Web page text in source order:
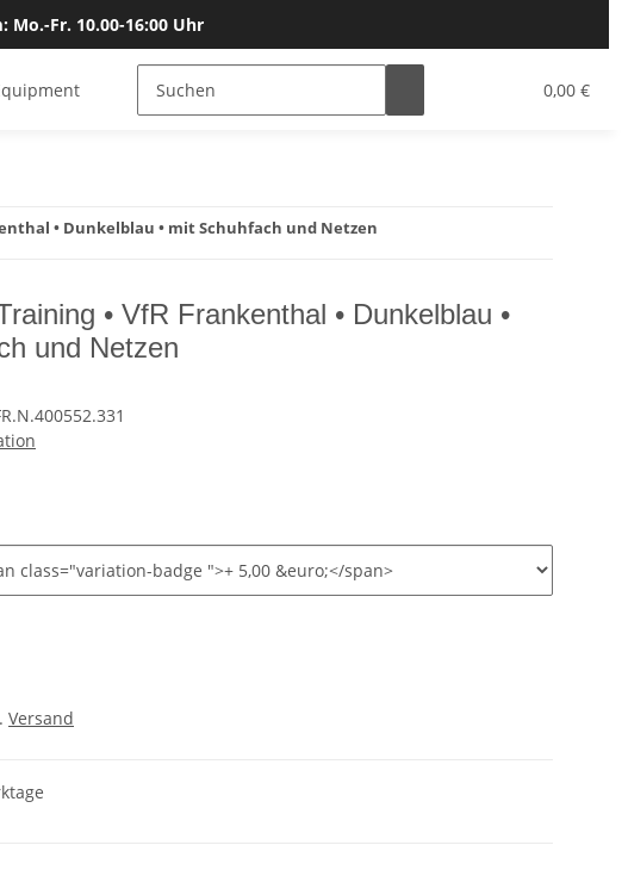
Mo.-Fr. 10.00-16:00 Uhr
0,00 €
Bälle Gutscheine
• Dunkelblau • mit Schuhfach und Netzen
• VfR Frankenthal • Dunkelblau •
und Netzen
Versand